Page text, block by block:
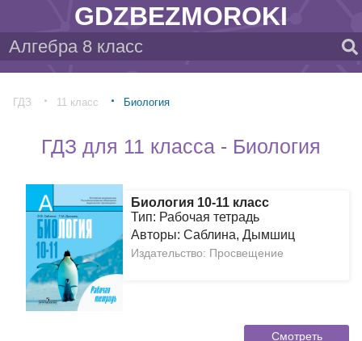
GDZBEZMOROKI
ГДЗ 11 класс Биология
ГДЗ для 11 класса - Биология
Биология 10-11 класс
Тип: Рабочая тетрадь
Авторы: Саблина, Дымшиц
Издательство: Просвещение
Смотреть